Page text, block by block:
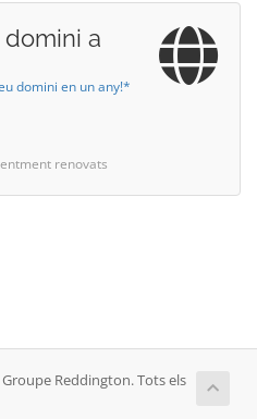
a
domini en un any!*
renovats
Reddington. Tots els